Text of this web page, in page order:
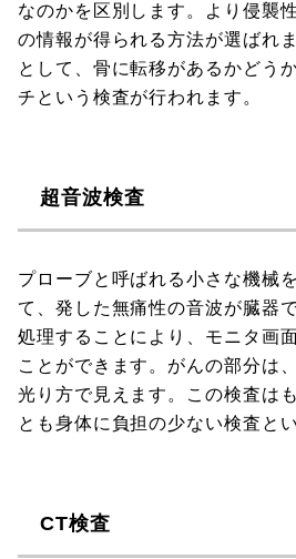
なのかを区別します。より侵襲
の情報が得られる方法が選ばれ
として、骨に転移があるかどう
チという検査が行われます。
超音波検査
プローブと呼ばれる小さな機械
て、発した無痛性の音波が臓器
処理することにより、モニタ画
ことができます。がんの部分は
光り方で見えます。この検査は
とも身体に負担の少ない検査と
CT検査